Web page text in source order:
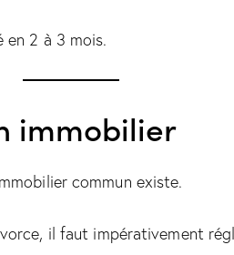
en 2 à 3 mois.
immobilier
commun existe.
il faut impérativement